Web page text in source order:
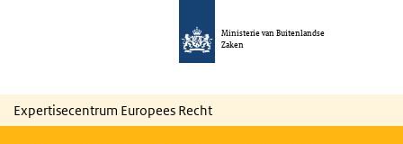
Ministerie van Buitenlandse
Zaken
Expertisecentrum Europees Recht